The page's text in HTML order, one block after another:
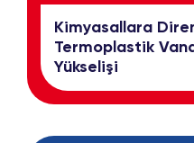
Kimyasallara
Termoplastik
Yükselişi